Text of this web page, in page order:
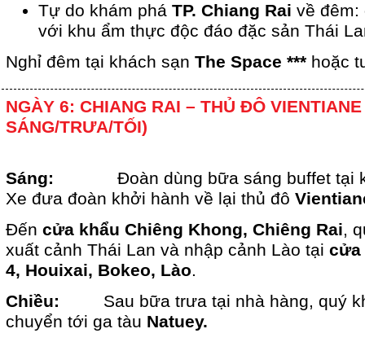
Tự do khám phá TP. Chiang Rai về đêm:
với khu ẩm thực độc đáo đặc sản Thái
Nghỉ đêm tại khách sạn The Space *** hoặc
NGÀY 6: CHIANG RAI – THỦ ĐÔ
SÁNG/TRƯA/TỐI)
Sáng: Đoàn dùng bữa sáng buffet tại
Xe đưa đoàn khởi hành về lại thủ đô
Đến cửa khẩu Chiêng Khong, Chiêng Rai,
xuất cảnh Thái Lan và nhập cảnh Lào tại cửa
4, Houixai, Bokeo, Lào.
Chiều: Sau bữa trưa tại nhà hàng, quý
chuyển tới ga tàu Natuey.